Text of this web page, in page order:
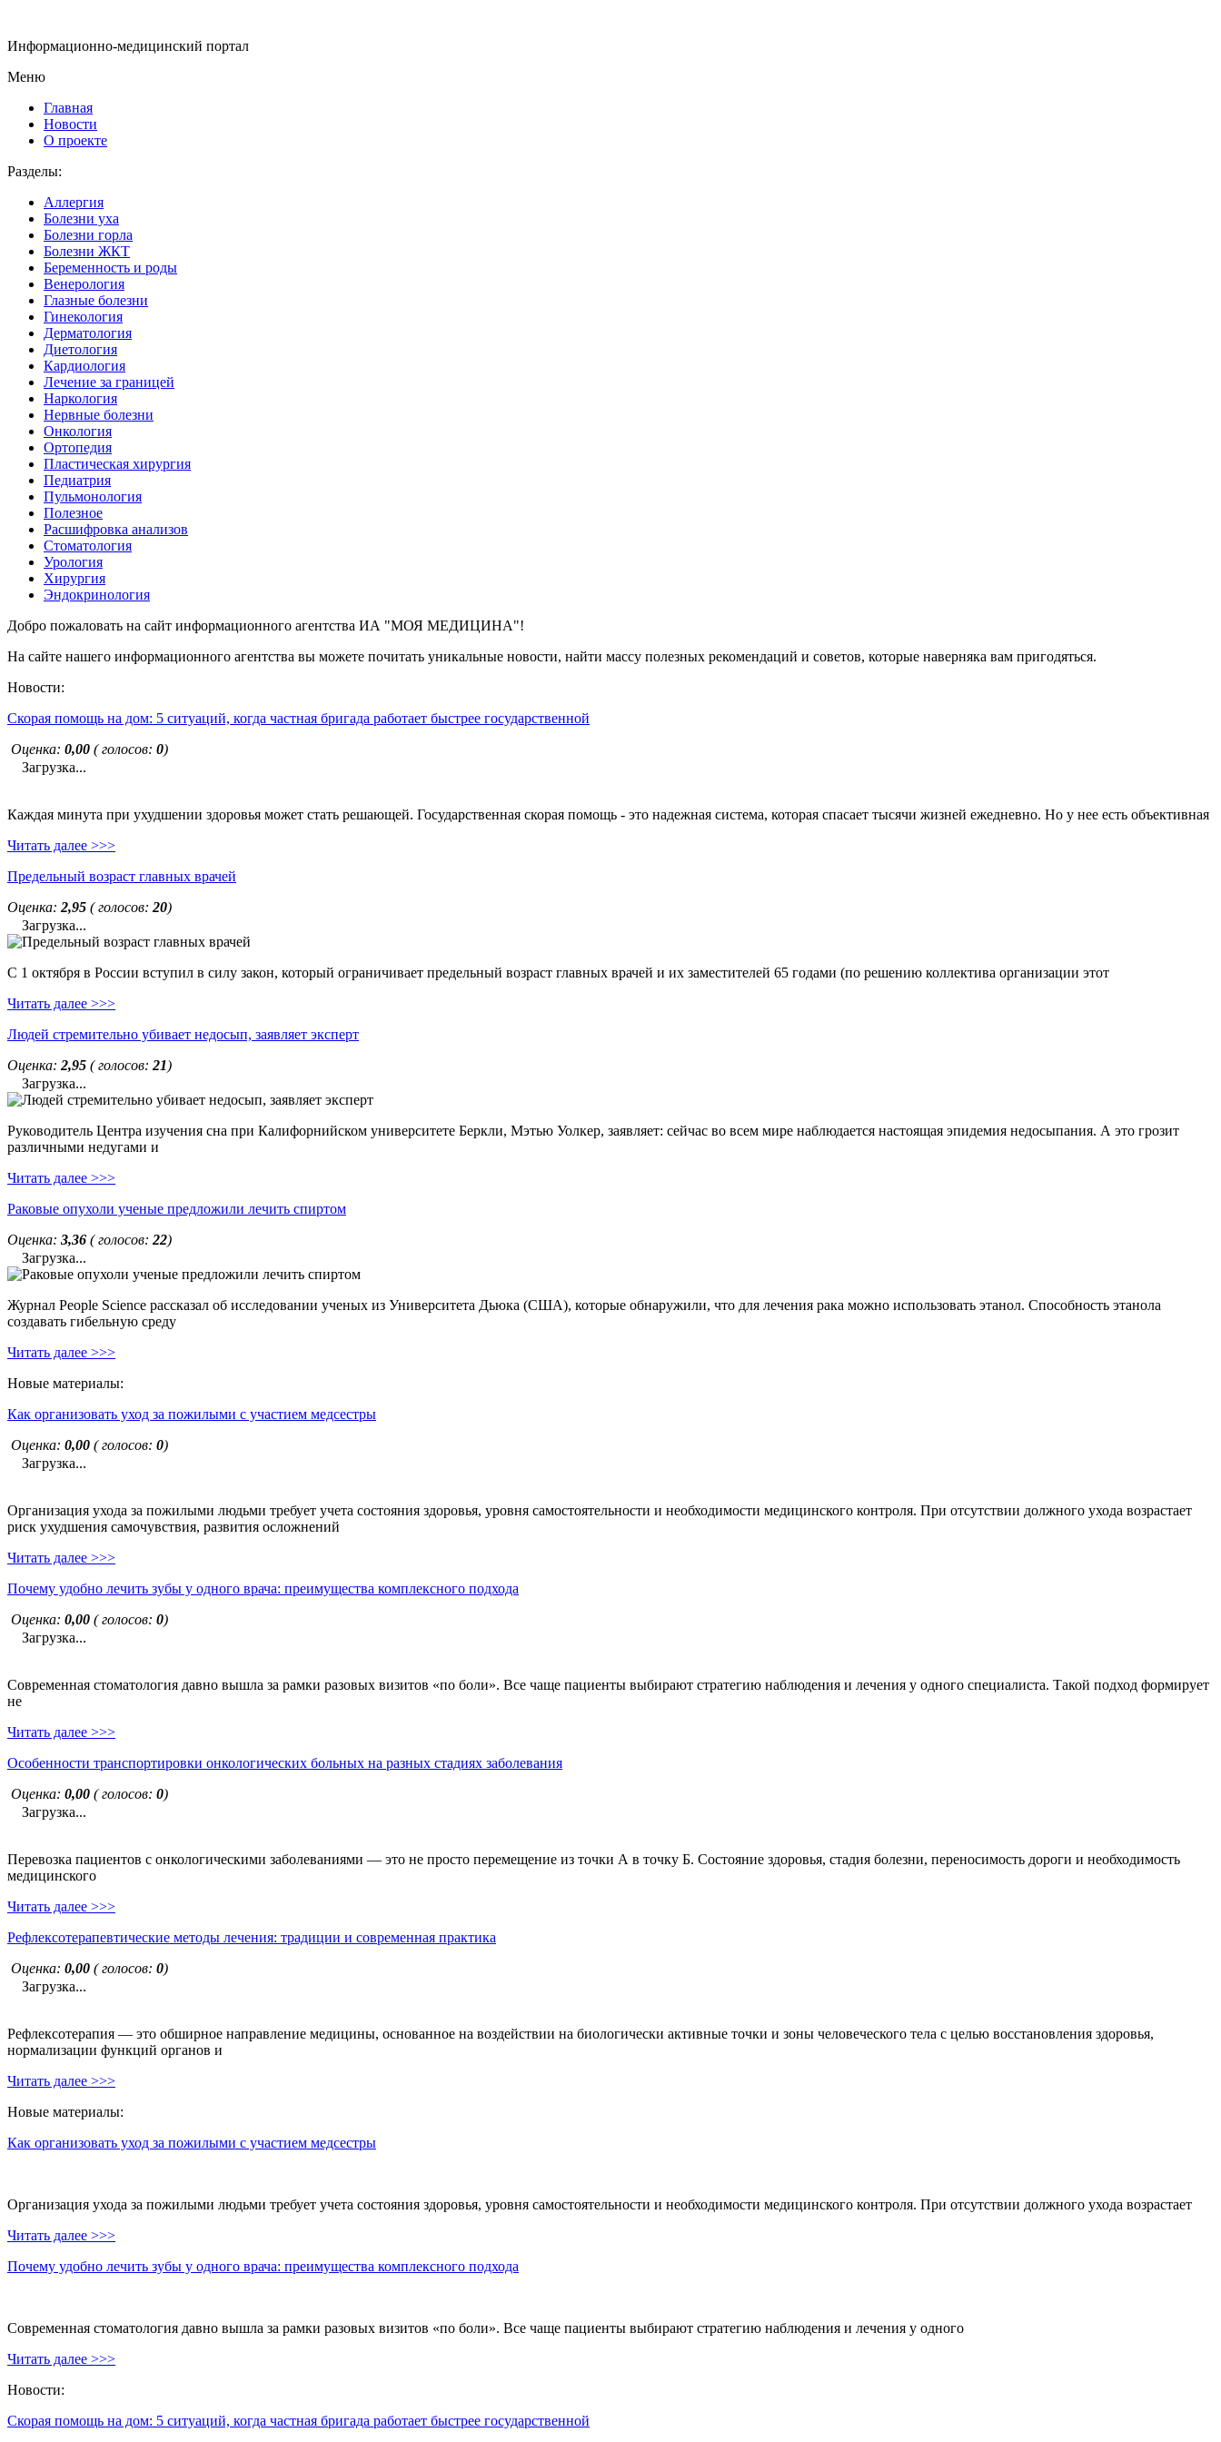
Информационно-медицинский портал
Меню
Главная
Новости
О проекте
Разделы:
Аллергия
Болезни уха
Болезни горла
Болезни ЖКТ
Беременность и роды
Венерология
Глазные болезни
Гинекология
Дерматология
Диетология
Кардиология
Лечение за границей
Наркология
Нервные болезни
Онкология
Ортопедия
Пластическая хирургия
Педиатрия
Пульмонология
Полезное
Расшифровка анализов
Стоматология
Урология
Хирургия
Эндокринология
Добро пожаловать на сайт информационного агентства ИА "МОЯ МЕДИЦИНА"!
На сайте нашего информационного агентства вы можете почитать уникальные новости, найти массу полезных рекомендаций и советов, которые наверняка вам пригодяться.
Новости:
Скорая помощь на дом: 5 ситуаций, когда частная бригада работает быстрее государственной
Оценка: 0,00 ( голосов: 0)
Загрузка...
Каждая минута при ухудшении здоровья может стать решающей. Государственная скорая помощь - это надежная система, которая спасает тысячи жизней ежедневно. Но у нее есть объективная
Читать далее >>>
Предельный возраст главных врачей
Оценка: 2,95 ( голосов: 20)
Загрузка...
С 1 октября в России вступил в силу закон, который ограничивает предельный возраст главных врачей и их заместителей 65 годами (по решению коллектива организации этот
Читать далее >>>
Людей стремительно убивает недосып, заявляет эксперт
Оценка: 2,95 ( голосов: 21)
Загрузка...
Руководитель Центра изучения сна при Калифорнийском университете Беркли, Мэтью Уолкер, заявляет: сейчас во всем мире наблюдается настоящая эпидемия недосыпания. А это грозит
различными недугами и
Читать далее >>>
Раковые опухоли ученые предложили лечить спиртом
Оценка: 3,36 ( голосов: 22)
Загрузка...
Журнал People Science рассказал об исследовании ученых из Университета Дьюка (США), которые обнаружили, что для лечения рака можно использовать этанол. Способность этанола
создавать гибельную среду
Читать далее >>>
Новые материалы:
Как организовать уход за пожилыми с участием медсестры
Оценка: 0,00 ( голосов: 0)
Загрузка...
Организация ухода за пожилыми людьми требует учета состояния здоровья, уровня самостоятельности и необходимости медицинского контроля. При отсутствии должного ухода возрастает
риск ухудшения самочувствия, развития осложнений
Читать далее >>>
Почему удобно лечить зубы у одного врача: преимущества комплексного подхода
Оценка: 0,00 ( голосов: 0)
Загрузка...
Современная стоматология давно вышла за рамки разовых визитов «по боли». Все чаще пациенты выбирают стратегию наблюдения и лечения у одного специалиста. Такой подход формирует
не
Читать далее >>>
Особенности транспортировки онкологических больных на разных стадиях заболевания
Оценка: 0,00 ( голосов: 0)
Загрузка...
Перевозка пациентов с онкологическими заболеваниями — это не просто перемещение из точки А в точку Б. Состояние здоровья, стадия болезни, переносимость дороги и необходимость
медицинского
Читать далее >>>
Рефлексотерапевтические методы лечения: традиции и современная практика
Оценка: 0,00 ( голосов: 0)
Загрузка...
Рефлексотерапия — это обширное направление медицины, основанное на воздействии на биологически активные точки и зоны человеческого тела с целью восстановления здоровья,
нормализации функций органов и
Читать далее >>>
Новые материалы:
Как организовать уход за пожилыми с участием медсестры
Организация ухода за пожилыми людьми требует учета состояния здоровья, уровня самостоятельности и необходимости медицинского контроля. При отсутствии должного ухода возрастает
Читать далее >>>
Почему удобно лечить зубы у одного врача: преимущества комплексного подхода
Современная стоматология давно вышла за рамки разовых визитов «по боли». Все чаще пациенты выбирают стратегию наблюдения и лечения у одного
Читать далее >>>
Новости:
Скорая помощь на дом: 5 ситуаций, когда частная бригада работает быстрее государственной